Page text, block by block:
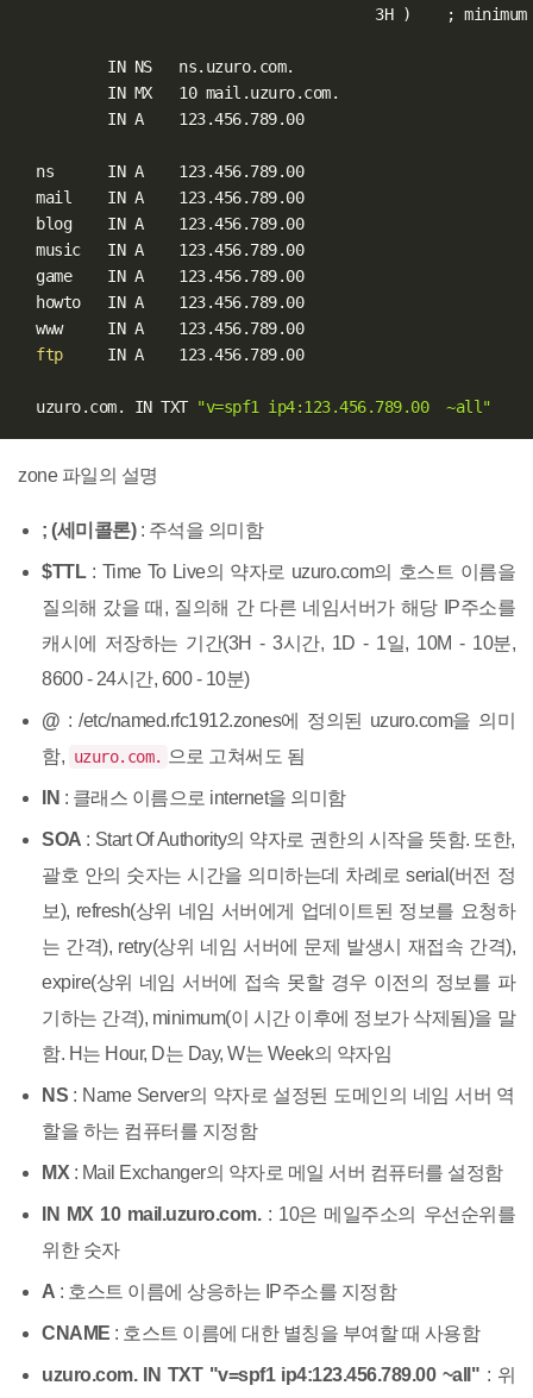
                                        3H
) ; minimum
          IN NS   ns.uzuro.com.
          IN MX   10 mail.uzuro.com.
          IN A    123.456.789.00
  ns      IN A    123.456.789.00
  mail    IN A    123.456.789.00
  blog    IN A    123.456.789.00
  music   IN A    123.456.789.00
  game    IN A    123.456.789.00
  howto   IN A    123.456.789.00
  www     IN A    123.456.789.00
ftp
     IN A    123.456.789.00
  uzuro.com. IN TXT
"v=spf1 ip4:123.456.789.00  ~all"
zone 파일의 설명
; (세미콜론): 주석을 의미함
$TTL: Time To Live의 약자로 uzuro.com의 호스트 이름을
질의해 갔을 때, 질의해 간 다른 네임서버가 해당 IP주소를
캐시에 저장하는 기간(3H - 3시간, 1D - 1일, 10M - 10분,
8600 - 24시간, 600 - 10분)
@ : /etc/named.rfc1912.zones에 정의된 uzuro.com을 의미
함, uzuro.com. 으로 고쳐써도 됨
IN : 클래스 이름으로 internet을 의미함
SOA : Start Of Authority의 약자로 권한의 시작을 뜻함. 또한,
괄호 안의 숫자는 시간을 의미하는데 차례로 serial(버전 정
보), refresh(상위 네임 서버에게 업데이트된 정보를 요청하
는 간격), retry(상위 네임 서버에 문제 발생시 재접속 간격),
expire(상위 네임 서버에 접속 못할 경우 이전의 정보를 파
기하는 간격), minimum(이 시간 이후에 정보가 삭제됨)을 말
함. H는 Hour, D는 Day, W는 Week의 약자임
NS : Name Server의 약자로 설정된 도메인의 네임 서버 역
할을 하는 컴퓨터를 지정함
MX : Mail Exchanger의 약자로 메일 서버 컴퓨터를 설정함
IN MX 10 mail.uzuro.com.: 10은 메일주소의 우선순위를
위한 숫자
A : 호스트 이름에 상응하는 IP주소를 지정함
CNAME : 호스트 이름에 대한 별칭을 부여할 때 사용함
uzuro.com. IN TXT "v=spf1 ip4:123.456.789.00 ~all" : 위